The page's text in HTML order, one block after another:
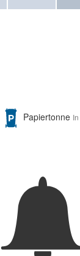
Papiertonne